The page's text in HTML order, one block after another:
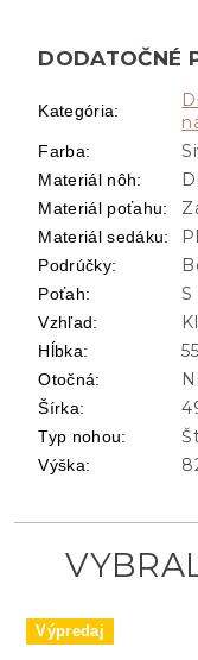
Výpredaj
DODATOČNÉ
Kategória:
Farba:
Materiál nôh:
Materiál poťahu:
Materiál sedáku:
Podrúčky:
Poťah: S
Vzhľad:
Hĺbka:
Otočná:
Šírka:
Typ nohou:
Výška: